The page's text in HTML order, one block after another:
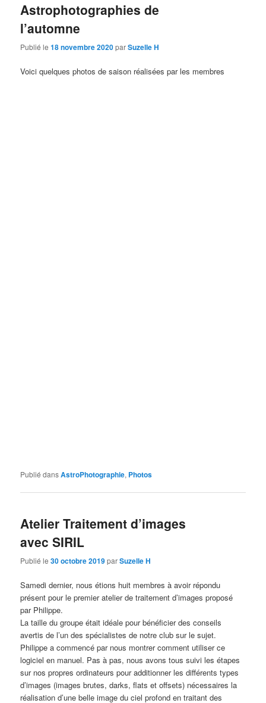
Astrophotographies de
l’automne
Publié le18 novembre 2020parSuzelle H
Voici quelques photos de saison réalisées par les membres
Publié dansAstroPhotographie, Photos
Atelier Traitement d’images
avec SIRIL
Publié le30 octobre 2019parSuzelle H
Samedi dernier, nous étions huit membres à avoir répondu
présent pour le premier atelier de traitement d’images proposé
par Philippe.
La taille du groupe était idéale pour bénéficier des conseils
avertis de l’un des spécialistes de notre club sur le sujet.
Philippe a commencé par nous montrer comment utiliser ce
logiciel en manuel. Pas à pas, nous avons tous suivi les étapes
sur nos propres ordinateurs pour additionner les différents types
d’images (images brutes, darks, flats et offsets) nécessaires la
réalisation d’une belle image du ciel profond en traitant des